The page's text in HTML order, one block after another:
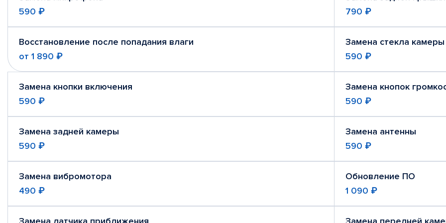
590 ₽
790 ₽
Восстановление после попадания влаги
от 1 890 ₽
Замена стекла камеры
590 ₽
Замена кнопки включения
590 ₽
Замена кнопок
590 ₽
Замена задней камеры
590 ₽
Замена антенны
590 ₽
Замена вибромотора
490 ₽
Обновление ПО
1 090 ₽